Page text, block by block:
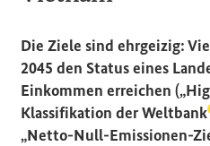
Die Ziele sind ehrgeizig:
2045 den Status eines
Einkommen erreichen („
Klassifikation derWeltbank
„Netto-Null-Emissionen-